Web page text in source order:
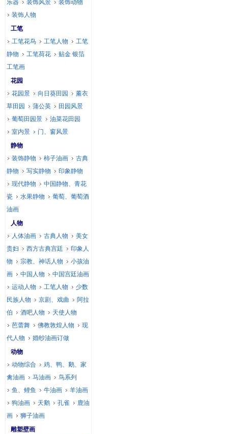
乐器 装饰风景
装饰动物
装饰人物
工笔
工笔花鸟
工笔人物
工笔
静物
工笔荷花
贴金 银箔
工笔画
花园
花园景
向日葵田园
薰衣
草田园
蒲公英
田园风景
葡萄田园景
油菜花田园
室内景
门、窗风景
静物
装饰静物
柿子油画
古典
静物
写实静物
印象静物
现代静物
中国静物、青花
瓷
水果静物
葡萄、葡萄酒
油画
人物
人体油画
古典人物
美女
贵妇
西方古典宫廷
印象人
物
宗教、神话人物
小孩油
画
中国人物
中国宫廷油画
运动人物
工笔人物
少数
民族人物
京剧、戏曲
阿拉
伯
酒吧人物
天使人物
芭蕾舞
佛教敦煌人物
现
代人物
婚纱油画订做
动物
动物综合
鸡、鸭、鹅、家
禽油画
马油画
鸟系列
鱼、鲤鱼
牛油画
羊油画
狗油画
天鹅 孔雀
鹿油
画
狮子油画
雕塑壁画